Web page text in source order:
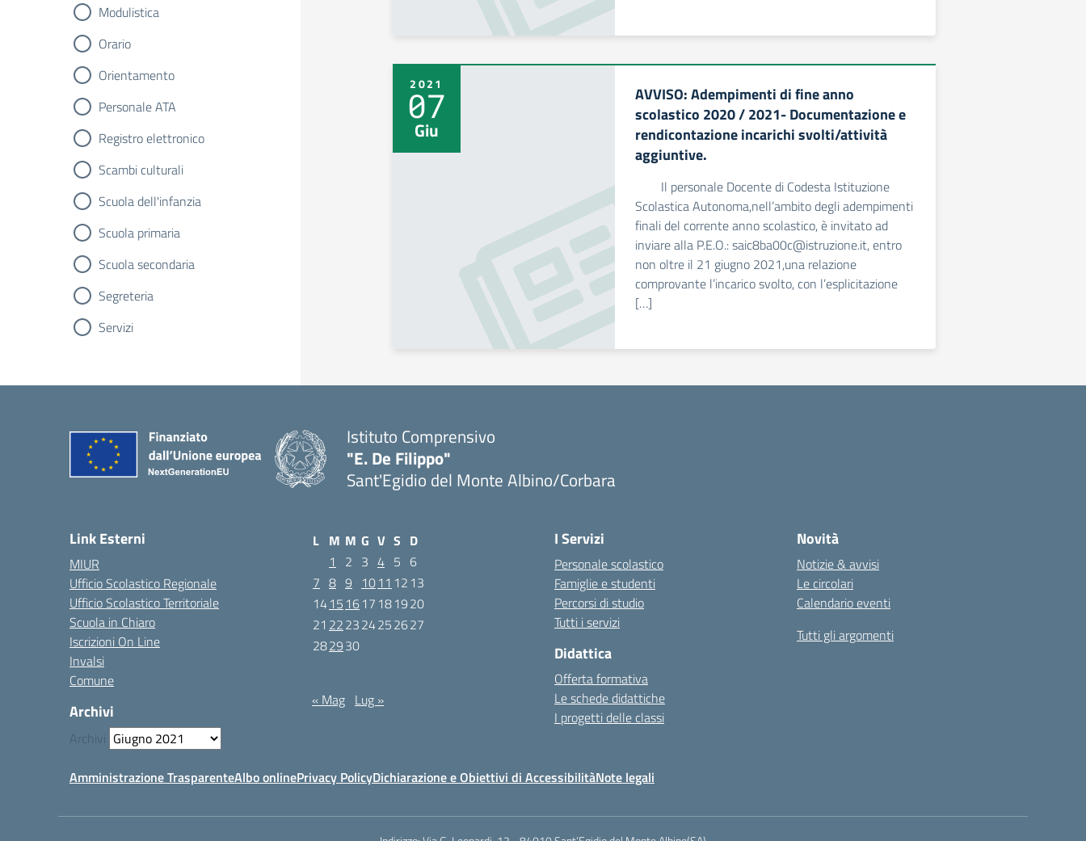
Modulistica
Orario
Orientamento
Personale ATA
Registro elettronico
Scambi culturali
Scuola dell'infanzia
Scuola primaria
Scuola secondaria
Segreteria
Servizi
2021
07
Giu
AVVISO: Adempimenti di fine anno
scolastico 2020 / 2021- Documentazione e
rendicontazione incarichi svolti/attività
aggiuntive.
Il personale Docente di Codesta Istituzione
Scolastica Autonoma,nell’ambito degli adempimenti
finali del corrente anno scolastico, è invitato ad
inviare alla P.E.O.: saic8ba00c@istruzione.it, entro
non oltre il 21 giugno 2021,una relazione
comprovante l’incarico svolto, con l’esplicitazione
[…]
Istituto Comprensivo
"E. De Filippo"
Sant'Egidio del Monte Albino/Corbara
Link Esterni
MIUR
Ufficio Scolastico Regionale
Ufficio Scolastico Territoriale
Scuola in Chiaro
Iscrizioni On Line
Invalsi
Comune
Archivi
Archivi
L M M G V S D
1
2 3 4 5 6
7 8 9 1011 12 13
1415 1617 181920
21 222324252627
282930
« Mag Lug »
I Servizi
Personale scolastico
Famiglie e studenti
Percorsi di studio
Tutti i servizi
Didattica
Offerta formativa
Le schede didattiche
I progetti delle classi
Novità
Notizie & avvisi
Le circolari
Calendario eventi
Tutti gli argomenti
Amministrazione TrasparenteAlbo onlinePrivacy PolicyDichiarazione e Obiettivi di AccessibilitàNote legali